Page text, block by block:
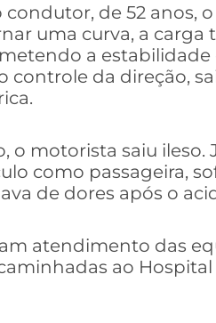
de 52 anos,
uma curva, a carga
a estabilidade
controle da direção,
o motorista saiu ileso.
como passageira,
de dores após o
atendimento das
ao